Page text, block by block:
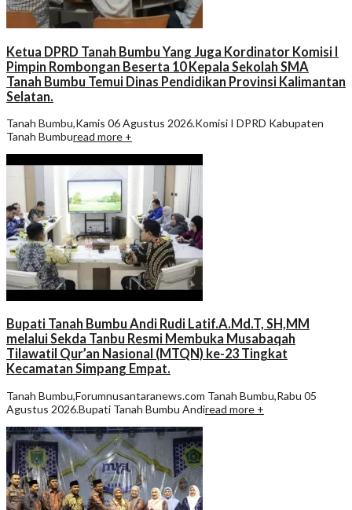
Ketua DPRD Tanah Bumbu Yang Juga Kordinator Komisi I
Pimpin Rombongan Beserta 10 Kepala Sekolah SMA
Tanah Bumbu Temui Dinas Pendidikan Provinsi Kalimantan
Selatan.
Tanah Bumbu,Kamis 06 Agustus 2026.Komisi I DPRD Kabupaten
Tanah Bumburead more +
Bupati Tanah Bumbu Andi Rudi Latif.A.Md.T, SH,MM
melalui Sekda Tanbu Resmi Membuka Musabaqah
Tilawatil Qur’an Nasional (MTQN) ke-23 Tingkat
Kecamatan Simpang Empat.
Tanah Bumbu,Forumnusantaranews.com Tanah Bumbu,Rabu 05
Agustus 2026.Bupati Tanah Bumbu Andiread more +